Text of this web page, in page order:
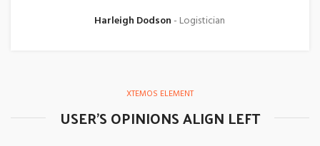
Harleigh Dodson Logistician
XTEMOS ELEMENT
USER'S OPINIONS ALIGN LEFT